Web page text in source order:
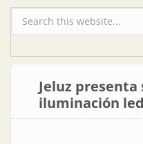
Formulario de búsqueda
Jeluz presenta
iluminación led